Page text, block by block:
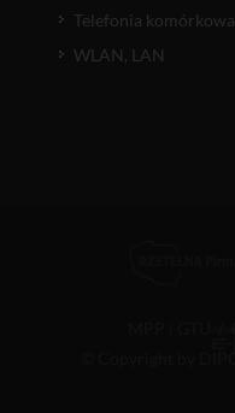
Telefonia komórkowa
WLAN, LAN